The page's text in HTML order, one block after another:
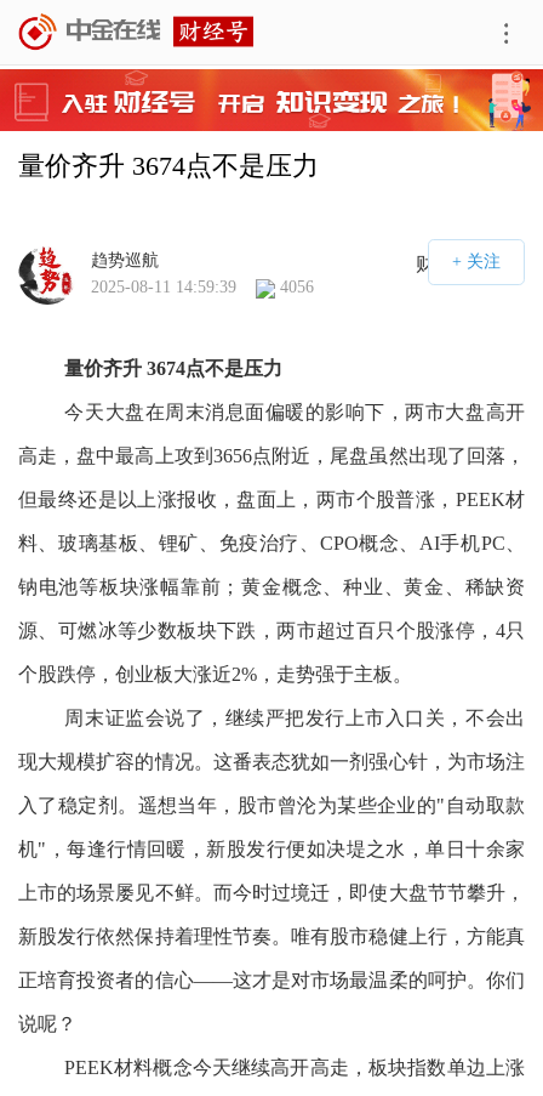
量价齐升 3674点不是压力
财经号APP
趋势巡航
2025-08-11 14:59:39
4056
量价齐升 3674点不是压力
今天大盘在周末消息面偏暖的影响下，两市大盘高开
高走，盘中最高上攻到3656点附近，尾盘虽然出现了回落，
但最终还是以上涨报收，盘面上，两市个股普涨，PEEK材
料、玻璃基板、锂矿、免疫治疗、CPO概念、AI手机PC、
钠电池等板块涨幅靠前；黄金概念、种业、黄金、稀缺资
源、可燃冰等少数板块下跌，两市超过百只个股涨停，4只
个股跌停，创业板大涨近2%，走势强于主板。
周末证监会说了，继续严把发行上市入口关，不会出
现大规模扩容的情况。这番表态犹如一剂强心针，为市场注
入了稳定剂。遥想当年，股市曾沦为某些企业的"自动取款
机"，每逢行情回暖，新股发行便如决堤之水，单日十余家
上市的场景屡见不鲜。而今时过境迁，即使大盘节节攀升，
新股发行依然保持着理性节奏。唯有股市稳健上行，方能真
正培育投资者的信心——这才是对市场最温柔的呵护。你们
说呢？
PEEK材料概念今天继续高开高走，板块指数单边上涨